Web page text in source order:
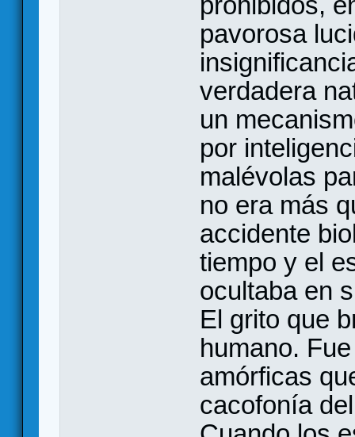
pavorosa
verdadera
un
por
malévolas
no era más
accidente
tiempo y el
ocultaba en
El grito que
humano.
amórficas
cacofonía